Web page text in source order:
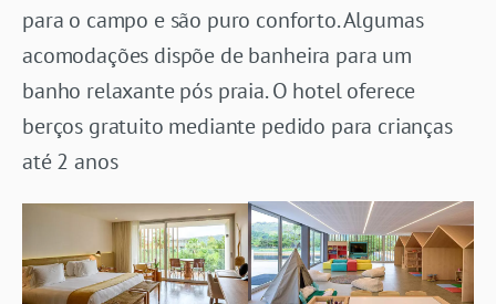
para o campo e são puro conforto. Algumas
acomodações dispõe de banheira para um
banho relaxante pós praia. O hotel oferece
berços gratuito mediante pedido para crianças
até 2 anos